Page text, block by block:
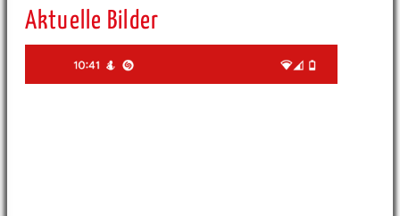
Aktuelle Bilder